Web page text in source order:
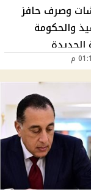
وصرف حافز
والحكومة